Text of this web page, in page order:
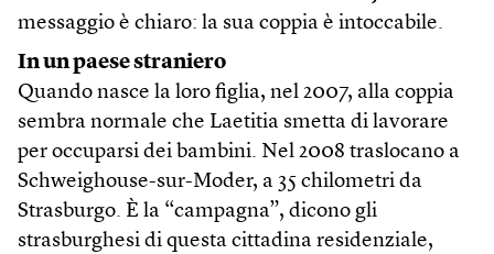
messaggio è chiaro: la sua coppia è intoccabile.
In un paese straniero
Quando nasce la loro figlia, nel 2007, alla coppia
sembra normale che Laetitia smetta di lavorare
per occuparsi dei bambini. Nel 2008 traslocano a
Schweighouse-sur-Moder, a 35 chilometri da
Strasburgo. È la “campagna”, dicono gli
strasburghesi di questa cittadina residenziale,